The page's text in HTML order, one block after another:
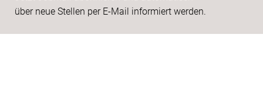
über neue Stellen per E-Mail informiert werden.